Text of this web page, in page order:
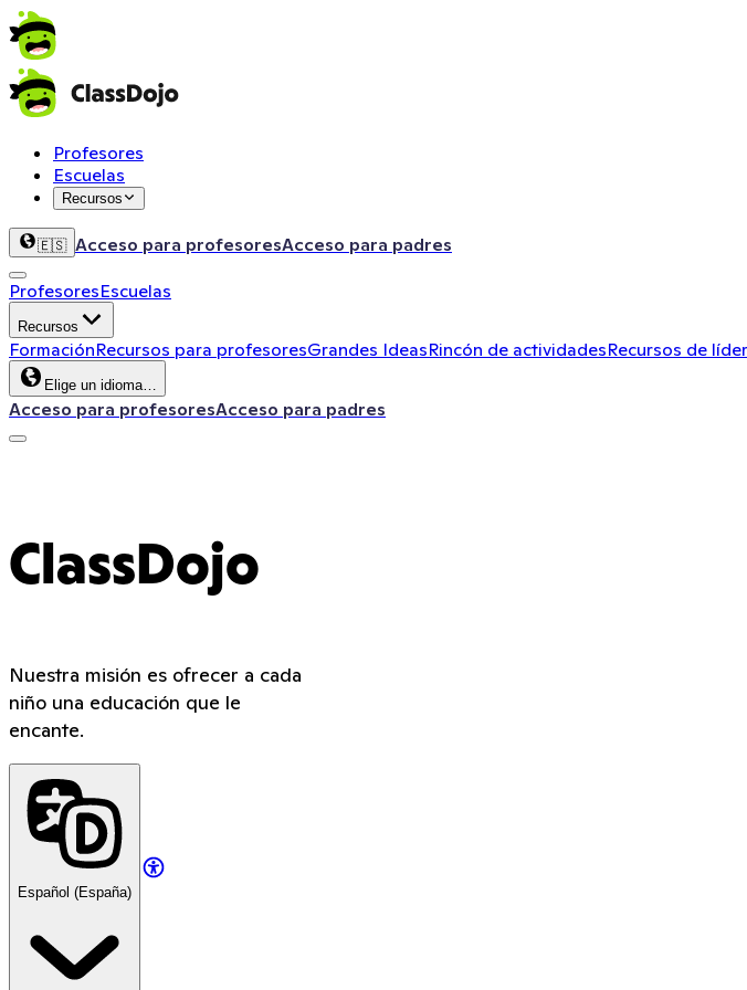
Profesores
Escuelas
Recursos
🇪🇸 Acceso para profesoresAcceso para padres
ProfesoresEscuelas
Recursos
FormaciónRecursos para profesoresGrandes IdeasRincón de actividadesRecursos de
Elige un idioma…
Acceso para profesoresAcceso para padres
ClassDojo
Nuestra misión es ofrecer a cada
niño una educación que le
encante.
Español (España)